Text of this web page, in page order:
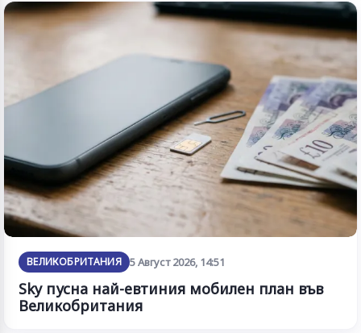
ВЕЛИКОБРИТАНИЯ 5 Август 2026, 14:51
Sky пусна най-евтиния мобилен план във
Великобритания